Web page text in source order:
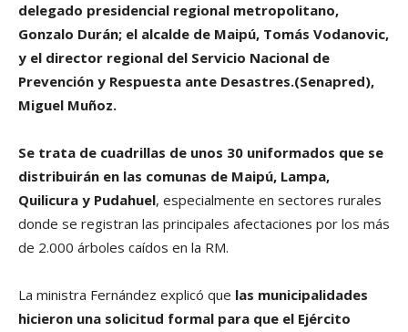
delegado presidencial regional metropolitano,
Gonzalo Durán; el alcalde de Maipú, Tomás Vodanovic,
y el director regional del Servicio Nacional de
Prevención y Respuesta ante Desastres.(Senapred),
Miguel Muñoz.
Se trata de cuadrillas de unos 30 uniformados que se
distribuirán en las comunas de Maipú, Lampa,
Quilicura y Pudahuel, especialmente en sectores rurales
donde se registran las principales afectaciones por los más
de 2.000 árboles caídos en la RM.
La ministra Fernández explicó que las municipalidades
hicieron una solicitud formal para que el Ejército